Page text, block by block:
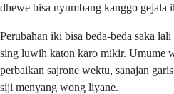
dhewe bisa nyumbang kanggo gejala
Perubahan iki bisa beda-beda saka
sing luwih katon karo mikir. Umume
perbaikan sajrone wektu, sanajan
siji menyang wong liyane.